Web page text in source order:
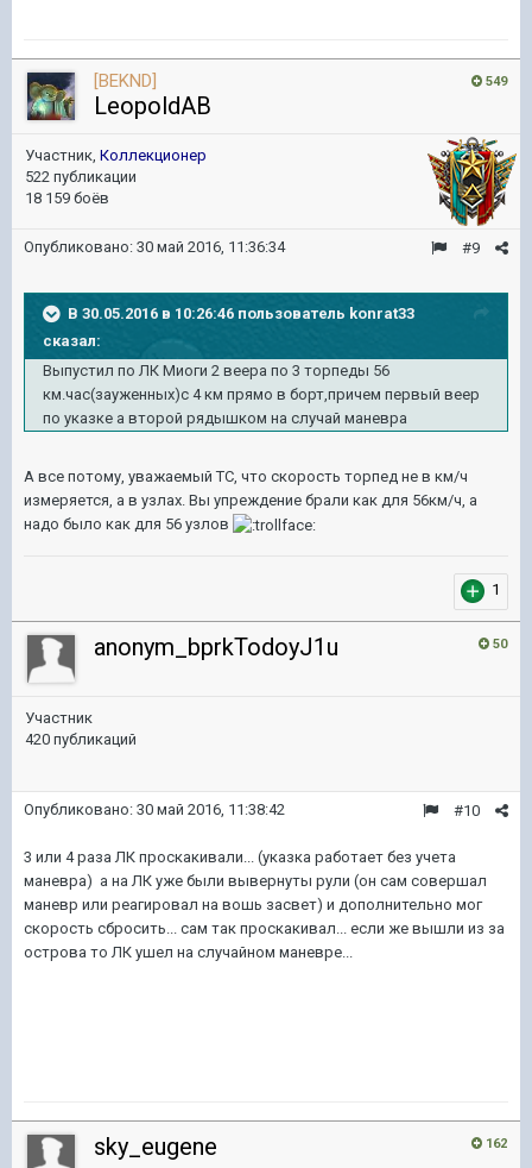
549
[BEKND]
LeopoldAB
Участник, Коллекционер
522 публикации
18 159 боёв
#9
Опубликовано: 30 май 2016, 11:36:34
В 30.05.2016 в 10:26:46 пользователь konrat33
сказал:
Выпустил по ЛК Миоги 2 веера по 3 торпеды 56
км.час(зауженных)с 4 км прямо в борт,причем первый веер
по указке а второй рядышком на случай маневра
А все потому, уважаемый ТС, что скорость торпед не в км/ч
измеряется, а в узлах. Вы упреждение брали как для 56км/ч, а
надо было как для 56 узлов
1
50
anonym_bprkTodoyJ1u
Участник
420 публикаций
#10
Опубликовано: 30 май 2016, 11:38:42
3 или 4 раза ЛК проскакивали... (указка работает без учета
маневра) а на ЛК уже были вывернуты рули (он сам совершал
маневр или реагировал на вошь засвет) и дополнительно мог
скорость сбросить... сам так проскакивал... если же вышли из за
острова то ЛК ушел на случайном маневре...
162
sky_eugene